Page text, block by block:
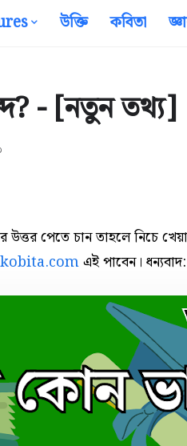
উক্তি কবিতা
- [নতুন তথ্য]
উত্তর পেতে চান তাহলে নিচে
এই পাবেন।